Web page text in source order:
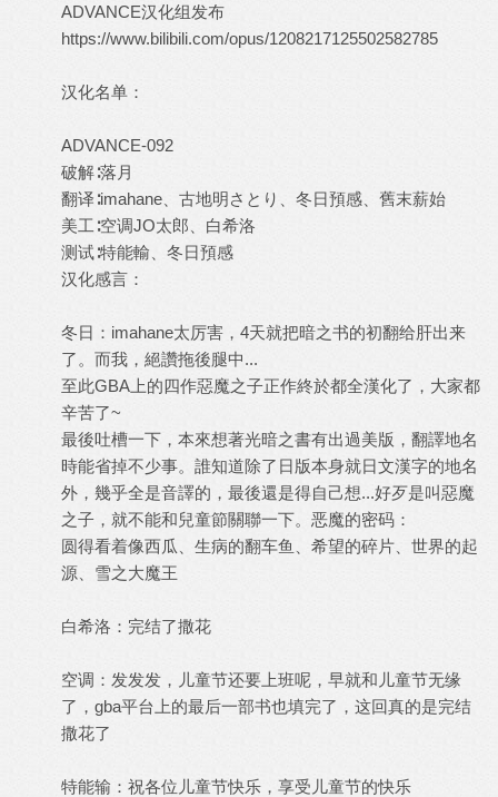
ADVANCE汉化组发布
https://www.bilibili.com/opus/1208217125502582785
汉化名单：
ADVANCE-092
破解∶落月
翻译∶imahane、古地明さとり、冬日預感、舊末薪始
美工∶空调JO太郎、白希洛
测试∶特能輸、冬日預感
汉化感言：
冬日：imahane太厉害，4天就把暗之书的初翻给肝出来
了。而我，絕讚拖後腿中...
至此GBA上的四作惡魔之子正作終於都全漢化了，大家都
辛苦了~
最後吐槽一下，本來想著光暗之書有出過美版，翻譯地名
時能省掉不少事。誰知道除了日版本身就日文漢字的地名
外，幾乎全是音譯的，最後還是得自己想...好歹是叫惡魔
之子，就不能和兒童節關聯一下。恶魔的密码：
圆得看着像西瓜、生病的翻车鱼、希望的碎片、世界的起
源、雪之大魔王
白希洛：完结了撒花
空调：发发发，儿童节还要上班呢，早就和儿童节无缘
了，gba平台上的最后一部书也填完了，这回真的是完结
撒花了
特能输：祝各位儿童节快乐，享受儿童节的快乐